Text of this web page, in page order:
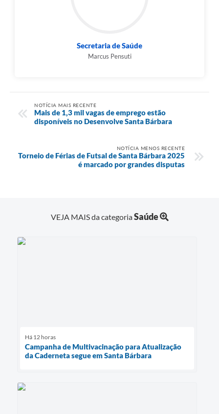
Secretaria de Saúde
Marcus Pensuti
NOTÍCIA MAIS RECENTE
Mais de 1,3 mil vagas de emprego estão
disponíveis no Desenvolve Santa Bárbara
NOTÍCIA MENOS RECENTE
Torneio de Férias de Futsal de Santa Bárbara 2025
é marcado por grandes disputas
VEJA MAIS da categoriaSaúde
Há 12 horas
Campanha de Multivacinação para Atualização
da Caderneta segue em Santa Bárbara